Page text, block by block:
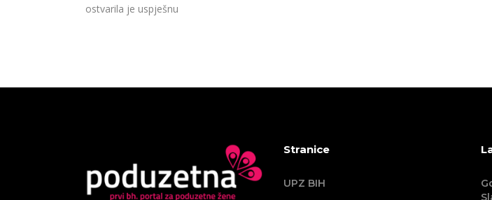
ostvarila je uspješnu
Stranice
UPZ BIH